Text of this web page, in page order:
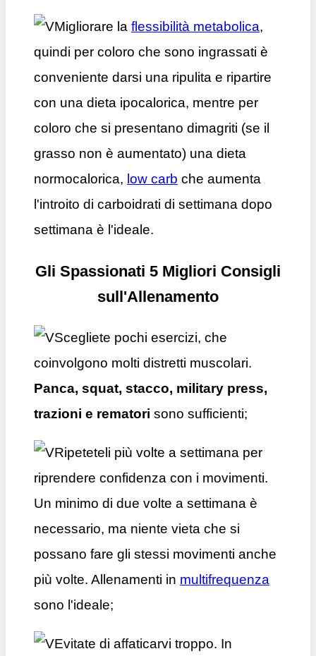
Migliorare la flessibilità metabolica,
quindi per coloro che sono ingrassati è
conveniente darsi una ripulita e ripartire
con una dieta ipocalorica, mentre per
coloro che si presentano dimagriti (se il
grasso non è aumentato) una dieta
normocalorica, low carb che aumenta
l'introito di carboidrati di settimana dopo
settimana è l'ideale.
Gli Spassionati 5 Migliori Consigli
sull'Allenamento
Scegliete pochi esercizi, che
coinvolgono molti distretti muscolari.
Panca, squat, stacco, military press,
trazioni e rematori sono sufficienti;
Ripeteteli più volte a settimana per
riprendere confidenza con i movimenti.
Un minimo di due volte a settimana è
necessario, ma niente vieta che si
possano fare gli stessi movimenti anche
più volte. Allenamenti in multifrequenza
sono l'ideale;
Evitate di affaticarvi troppo. In